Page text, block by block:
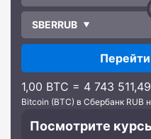
SBERRUB
1,00 BTC = 4 743
Bitcoin (BTC) в Сбербанк RUB
Посмотрите